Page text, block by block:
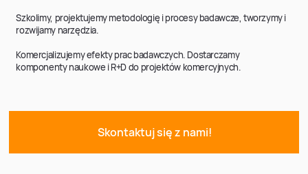
Szkolimy, projektujemy metodologię i procesy badawcze, tworzymy i
rozwijamy narzędzia.
Komercjalizujemy efekty prac badawczych. Dostarczamy
komponenty naukowe i R+D do projektów komercyjnych.
Skontaktuj się z nami!